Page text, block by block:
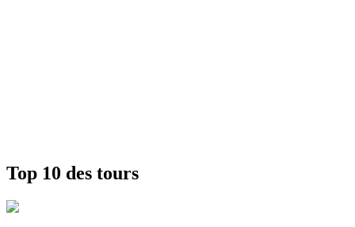
Top 10 des tours